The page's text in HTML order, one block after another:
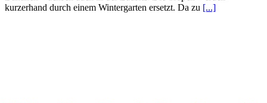
kurzerhand durch einem Wintergarten ersetzt. Da zu [...]